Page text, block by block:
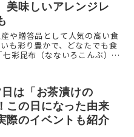
美味しいアレンジレ
や贈答品として人気の高い食
も彩り豊かで、どなたでも食
彩昆布（なないろこんぶ）」
日は「お茶漬けの
この日になった由来
際のイベントも紹介